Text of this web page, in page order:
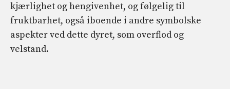
kjærlighet og hengivenhet, og følgelig til
fruktbarhet, også iboende i andre symbolske
aspekter ved dette dyret, som overflod og
velstand.